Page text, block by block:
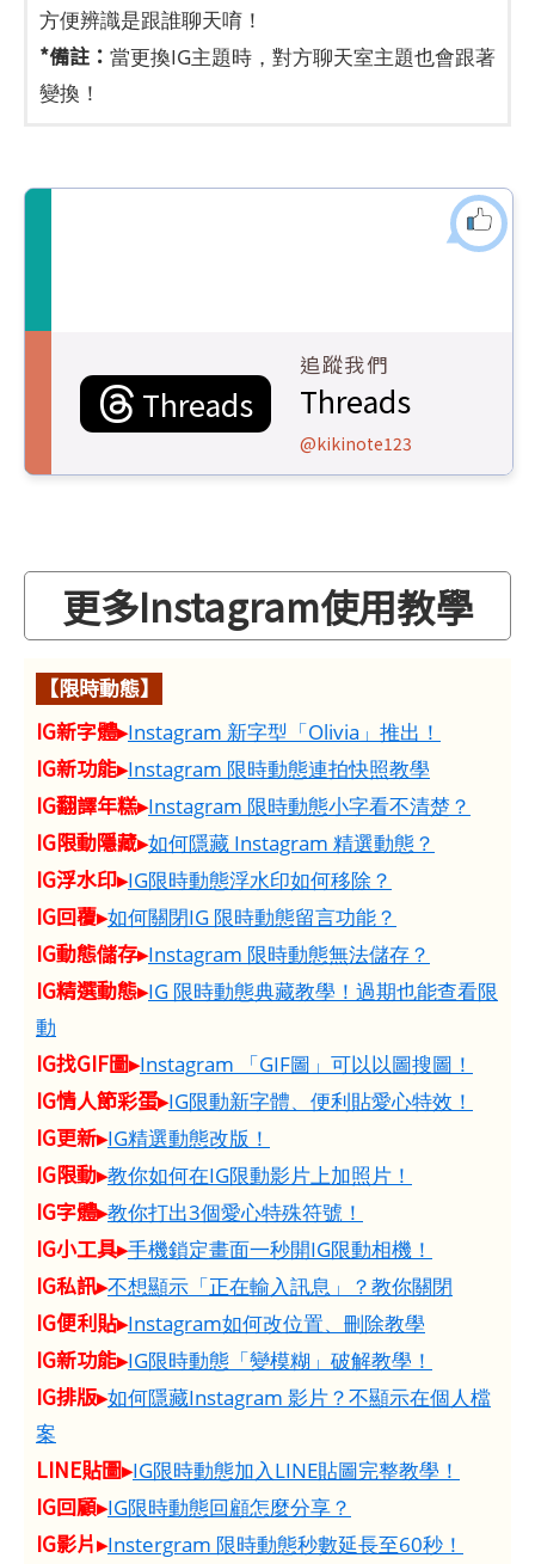
方便辨識是跟誰聊天唷！
*備註： 當更換IG主題時，對方聊天室主題也會跟著
變換！
Threads
追蹤我們
Threads
@kikinote123
更多Instagram使用教學
【限時動態】
IG新字體▸Instagram 新字型「Olivia」推出！
IG新功能▸Instagram 限時動態連拍快照教學
IG翻譯年糕▸Instagram 限時動態小字看不清楚？
IG限動隱藏▸如何隱藏 Instagram 精選動態？
IG浮水印▸IG限時動態浮水印如何移除？
IG回覆▸如何關閉IG 限時動態留言功能？
IG動態儲存▸Instagram 限時動態無法儲存？
IG精選動態▸IG 限時動態典藏教學！過期也能查看限
動
IG找GIF圖▸Instagram 「GIF圖」可以以圖搜圖！
IG情人節彩蛋▸IG限動新字體、便利貼愛心特效！
IG更新▸IG精選動態改版！
IG限動▸教你如何在IG限動影片上加照片！
IG字體▸教你打出3個愛心特殊符號！
IG小工具▸手機鎖定畫面一秒開IG限動相機！
IG私訊▸不想顯示「正在輸入訊息」？教你關閉
IG便利貼▸Instagram如何改位置、刪除教學
IG新功能▸IG限時動態「變模糊」破解教學！
IG排版▸如何隱藏Instagram 影片？不顯示在個人檔
案
LINE貼圖▸IG限時動態加入LINE貼圖完整教學！
IG回顧▸IG限時動態回顧怎麼分享？
IG影片▸Instergram 限時動態秒數延長至60秒！